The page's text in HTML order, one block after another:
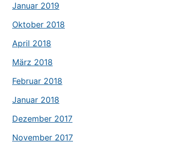
Januar 2019
Oktober 2018
April 2018
März 2018
Februar 2018
Januar 2018
Dezember 2017
November 2017